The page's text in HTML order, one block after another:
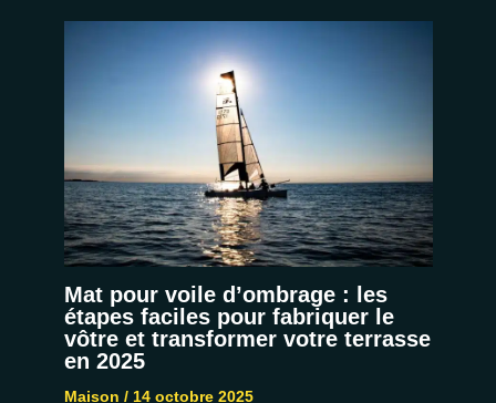
Mat pour voile d’ombrage : les
étapes faciles pour fabriquer le
vôtre et transformer votre terrasse
en 2025
Maison / 14 octobre 2025